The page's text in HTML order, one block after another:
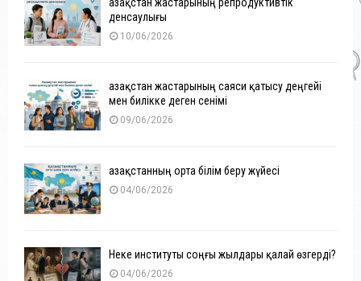
денсаулығы
10/06/2026
Қазақстан жастарының саяси қатысу деңгейі
мен билікке деген сенімі
09/06/2026
Қазақстанның орта білім беру жүйесі
04/06/2026
Неке институты соңғы жылдары қалай өзгерді?
04/06/2026